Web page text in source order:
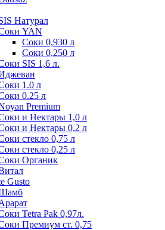
Натурал
YAN
Соки 0,930 л
Соки 0,250 л
SIS 1,6 л.
1.0 л
0.25 л
Premium
и Нектары 1,0 л
и Нектары 0,2 л
стекло 0,75 л
стекло 0,25 л
Органик
Gusto
Tetra Pak 0,97л.
Премиум ст. 0,75